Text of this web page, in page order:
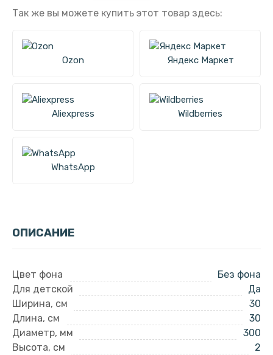
Так же вы можете купить этот товар здесь:
Ozon Яндекс Маркет
Aliexpress Wildberries
WhatsApp
ОПИСАНИЕ
Цвет фона
Без фона
Для детской
Да
Ширина, см
30
Длина, см
30
Диаметр, мм
300
Высота, см
2